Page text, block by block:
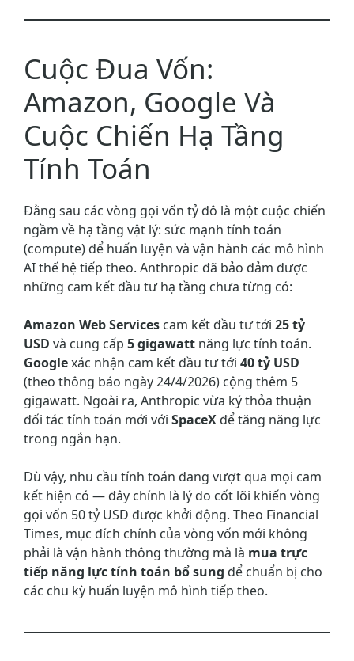
Cuộc Đua Vốn:
Amazon, Google Và
Cuộc Chiến Hạ Tầng
Tính Toán
Đằng sau các vòng gọi vốn tỷ đô là một cuộc chiến
ngầm về hạ tầng vật lý: sức mạnh tính toán
(compute) để huấn luyện và vận hành các mô hình
AI thế hệ tiếp theo. Anthropic đã bảo đảm được
những cam kết đầu tư hạ tầng chưa từng có:
Amazon Web Services cam kết đầu tư tới 25 tỷ
USD và cung cấp 5 gigawatt năng lực tính toán.
Googlexác nhận cam kết đầu tư tới 40 tỷ USD
(theo thông báo ngày 24/4/2026) cộng thêm 5
gigawatt. Ngoài ra, Anthropic vừa ký thỏa thuận
đối tác tính toán mới với SpaceX để tăng năng lực
trong ngắn hạn.
Dù vậy, nhu cầu tính toán đang vượt qua mọi cam
kết hiện có — đây chính là lý do cốt lõi khiến vòng
gọi vốn 50 tỷ USD được khởi động. Theo Financial
Times, mục đích chính của vòng vốn mới không
phải là vận hành thông thường mà là mua trực
tiếp năng lực tính toán bổ sung để chuẩn bị cho
các chu kỳ huấn luyện mô hình tiếp theo.